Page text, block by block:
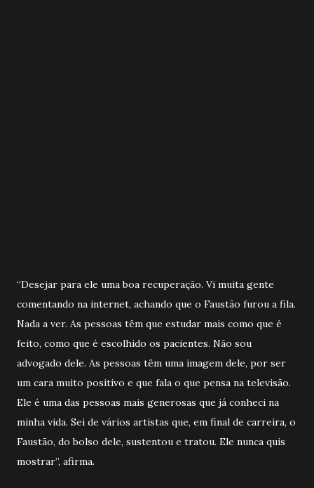
“Desejar para ele uma boa recuperação. Vi muita gente
comentando na internet, achando que o Faustão furou a fila.
Nada a ver. As pessoas têm que estudar mais como que é
feito, como que é escolhido os pacientes. Não sou
advogado dele. As pessoas têm uma imagem dele, por ser
um cara muito positivo e que fala o que pensa na televisão.
Ele é uma das pessoas mais generosas que já conheci na
minha vida. Sei de vários artistas que, em final de carreira, o
Faustão, do bolso dele, sustentou e tratou. Ele nunca quis
mostrar”, afirma.